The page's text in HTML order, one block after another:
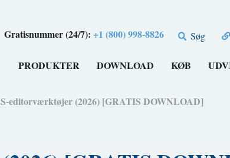
Gratisnummer (24/7):+1 (800) 998-8826 Søg
PRODUKTER DOWNLOAD KØB
editorværktøjer (2026) [GRATIS DOWNLOAD]